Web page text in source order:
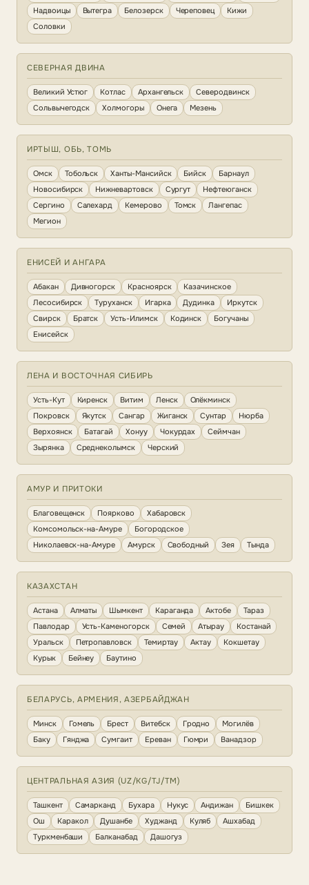
Надвоицы
Вытегра Белозерск Череповец
Кижи
Соловки
СЕВЕРНАЯ ДВИНА
Великий Устюг Котлас Архангельск
Северодвинск
Сольвычегодск
Холмогоры Онега Мезень
ИРТЫШ, ОБЬ, ТОМЬ
Омск Тобольск Ханты-Мансийск Бийск
Барнаул
Новосибирск
Нижневартовск Сургут
Нефтеюганск
Сергино
Салехард Кемерово Томск
Лангепас
Мегион
ЕНИСЕЙ И АНГАРА
Абакан Дивногорск Красноярск
Казачинское
Лесосибирск
Туруханск Игарка Дудинка
Иркутск
Свирск
Братск Усть-Илимск Кодинск
Богучаны
Енисейск
ЛЕНА И ВОСТОЧНАЯ СИБИРЬ
Усть-Кут Киренск Витим Ленск
Олёкминск
Покровск
Якутск Сангар Жиганск Сунтар
Нюрба
Верхоянск
Батагай Хонуу Чокурдах
Сеймчан
Зырянка
Среднеколымск Черский
АМУР И ПРИТОКИ
Благовещенск Поярково
Хабаровск
Комсомольск-на-Амуре
Богородское
Николаевск-на-Амуре
Амурск Свободный Зея Тында
КАЗАХСТАН
Астана Алматы Шымкент Караганда Актобе
Тараз
Павлодар
Усть-Каменогорск Семей Атырау
Костанай
Уральск
Петропавловск Темиртау Актау
Кокшетау
Курык
Бейнеу Баутино
БЕЛАРУСЬ, АРМЕНИЯ, АЗЕРБАЙДЖАН
Минск Гомель Брест Витебск Гродно
Могилёв
Баку
Гянджа Сумгаит Ереван Гюмри Ванадзор
ЦЕНТРАЛЬНАЯ АЗИЯ (UZ/KG/TJ/TM)
Ташкент Самарканд Бухара Нукус Андижан
Бишкек
Ош
Каракол Душанбе Худжанд Куляб
Ашхабад
Туркменбаши
Балканабад Дашогуз